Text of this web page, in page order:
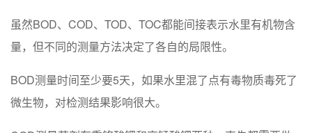
虽然BOD、COD、TOD、TOC都能间接表示水里有机物含
量，但不同的测量方法决定了各自的局限性。
BOD测量时间至少要5天，如果水里混了点有毒物质毒死了
微生物，对检测结果影响很大。